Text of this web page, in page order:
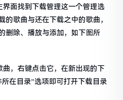
面找到下载管理这一个管理选
的歌曲与还在下载之中的歌曲，
删除、播放与添加，如下图所
，右键点击它，在新出现的下
在目录”选项即可打开下载目录